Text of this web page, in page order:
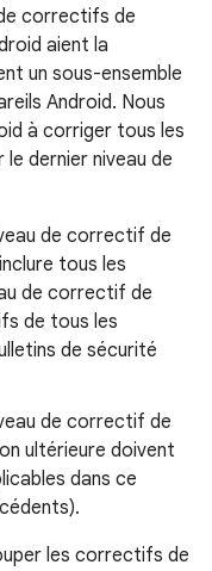
correctifs de
aient la
un sous-ensemble
Android. Nous
à corriger tous les
dernier niveau de
de correctif de
tous les
de correctif de
de tous les
de sécurité
de correctif de
ultérieure doivent
dans ce
les correctifs de